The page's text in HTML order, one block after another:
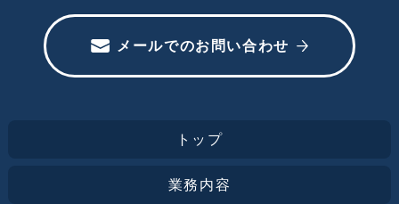
メールでのお問い合わせ
トップ
業務内容